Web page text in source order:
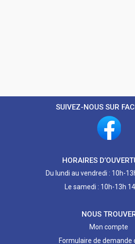
SUIVEZ-NOUS SUR
HORAIRES
Du lundi au vendredi : 10h-
Le samedi : 10h-13h
NOUS
Mon compte
Formulaire de demande